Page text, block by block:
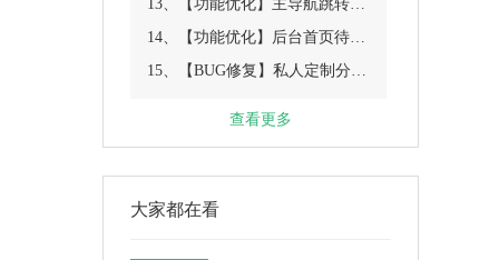
13、【功能优化】主导航跳转产品显示具体链接
14、【功能优化】后台首页待办事项内容调整
15、【BUG修复】私人定制分享产品标题获取错误
查看更多
大家都在看